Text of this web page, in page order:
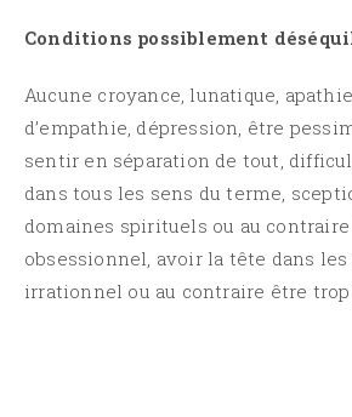
Conditions possiblement
Aucune croyance, lunatique,
d’empathie, dépression, être
sentir en séparation de tout,
dans tous les sens du terme,
domaines spirituels ou au
obsessionnel, avoir la tête dans les
irrationnel ou au contraire être trop